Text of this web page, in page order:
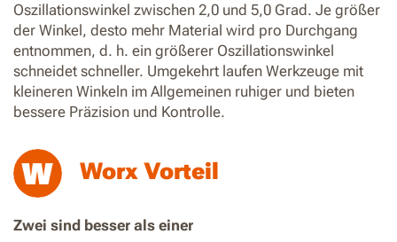
Oszillationswinkel zwischen 2,0 und 5,0 Grad. Je größer
der Winkel, desto mehr Material wird pro Durchgang
entnommen, d. h. ein größerer Oszillationswinkel
schneidet schneller. Umgekehrt laufen Werkzeuge mit
kleineren Winkeln im Allgemeinen ruhiger und bieten
bessere Präzision und Kontrolle.
Worx Vorteil
Zwei sind besser als einer